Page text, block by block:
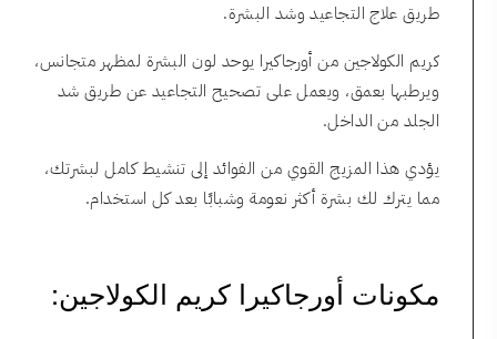
طريق علاج التجاعيد وشد البشرة.
كريم الكولاجين من أورجاكيرا يوحد لون البشرة لمظهر متجانس،
ويرطبها بعمق، ويعمل على تصحيح التجاعيد عن طريق شد
الجلد من الداخل.
يؤدي هذا المزيج القوي من الفوائد إلى تنشيط كامل لبشرتك،
مما يترك لك بشرة أكثر نعومة وشبابًا بعد كل استخدام.
مكونات أورجاكيرا كريم الكولاجين: